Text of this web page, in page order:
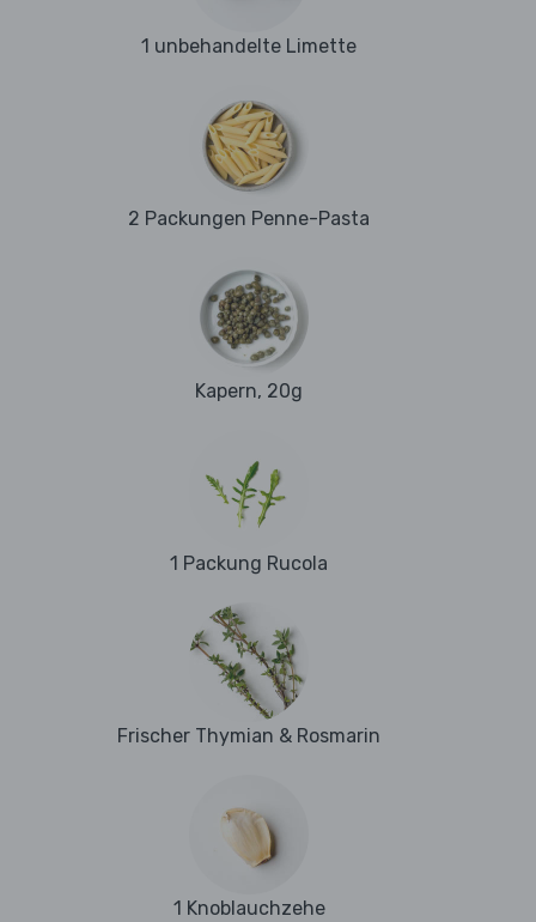
1 unbehandelte Limette
2 Packungen Penne-Pasta
Kapern, 20g
1 Packung Rucola
Frischer Thymian & Rosmarin
1 Knoblauchzehe